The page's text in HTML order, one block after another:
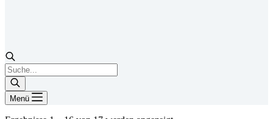
Products
search
Menü